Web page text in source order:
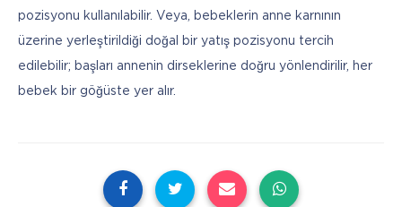
pozisyonu kullanılabilir. Veya, bebeklerin anne karnının
üzerine yerleştirildiği doğal bir yatış pozisyonu tercih
edilebilir; başları annenin dirseklerine doğru yönlendirilir, her
bebek bir göğüste yer alır.